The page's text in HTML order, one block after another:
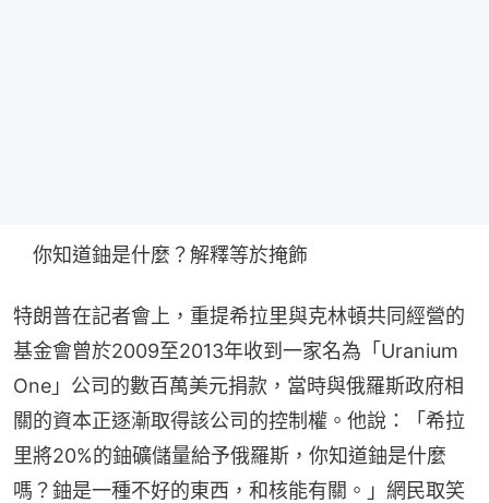
你知道鈾是什麼？​解釋等於掩飾
特朗普在記者會上，重提希拉里與克林頓共同經營的
基金會曾於2009至2013年收到一家名為「Uranium
One」公司的數百萬美元捐款，當時與俄羅斯政府相
關的資本正逐漸取得該公司的控制權。他說：「希拉
里將20%的鈾礦儲量給予俄羅斯，你知道鈾是什麼
嗎？鈾是一種不好的東西，和核能有關。」網民取笑